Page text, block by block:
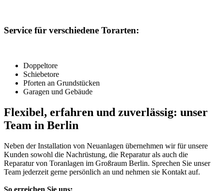
Service für verschiedene Torarten:
Doppeltore
Schiebetore
Pforten an Grundstücken
Garagen und Gebäude
Flexibel, erfahren und zuverlässig: unser
Team in Berlin
Neben der Installation von Neuanlagen übernehmen wir für unsere
Kunden sowohl die Nachrüstung, die Reparatur als auch die
Reparatur von Toranlagen im Großraum Berlin. Sprechen Sie unser
Team jederzeit gerne persönlich an und nehmen sie Kontakt auf.
So erreichen Sie uns: